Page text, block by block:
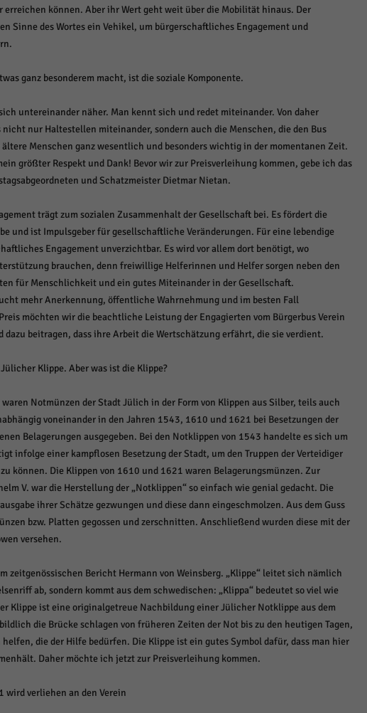
können. Aber ihr Wert geht weit über die Mobilität hinaus. Der
Sinne des Wortes ein Vehikel, um bürgerschaftliches Engagement und
ganz besonderem macht, ist die soziale Komponente.
untereinander näher. Man kennt sich und redet miteinander. Von daher
nicht nur Haltestellen miteinander, sondern auch die Menschen, die den Bus
Menschen ganz wesentlich und besonders wichtig in der momentanen Zeit.
größter Respekt und Dank! Bevor wir zur Preisverleihung kommen, gebe ich das
und Schatzmeister Dietmar Nietan.
trägt zum sozialen Zusammenhalt der Gesellschaft bei. Es fördert die
und ist Impulsgeber für gesellschaftliche Veränderungen. Für eine lebendige
Engagement unverzichtbar. Es wird vor allem dort benötigt, wo
brauchen, denn freiwillige Helferinnen und Helfer sorgen neben den
für Menschlichkeit und ein gutes Miteinander in der Gesellschaft.
mehr Anerkennung, öffentliche Wahrnehmung und im besten Fall
möchten wir die beachtliche Leistung der Engagierten vom Bürgerbus Verein
dazu beitragen, dass ihre Arbeit die Wertschätzung erfährt, die sie verdient.
Klippe. Aber was ist die Klippe?
Notmünzen der Stadt Jülich in der Form von Klippen aus Silber, teils auch
voneinander in den Jahren 1543, 1610 und 1621 bei Besetzungen der
Belagerungen ausgegeben. Bei den Notklippen von 1543 handelte es sich um
infolge einer kampflosen Besetzung der Stadt, um den Truppen der Verteidiger
können. Die Klippen von 1610 und 1621 waren Belagerungsmünzen. Zur
V. war die Herstellung der „Notklippen“ so einfach wie genial gedacht. Die
ihrer Schätze gezwungen und diese dann eingeschmolzen. Aus dem Guss
bzw. Platten gegossen und zerschnitten. Anschließend wurden diese mit der
versehen.
zeitgenössischen Bericht Hermann von Weinsberg. „Klippe“ leitet sich nämlich
ab, sondern kommt aus dem schwedischen: „Klippa“ bedeutet so viel wie
Klippe ist eine originalgetreue Nachbildung einer Jülicher Notklippe aus dem
die Brücke schlagen von früheren Zeiten der Not bis zu den heutigen Tagen,
die der Hilfe bedürfen. Die Klippe ist ein gutes Symbol dafür, dass man hier
Daher möchte ich jetzt zur Preisverleihung kommen.
wird verliehen an den Verein